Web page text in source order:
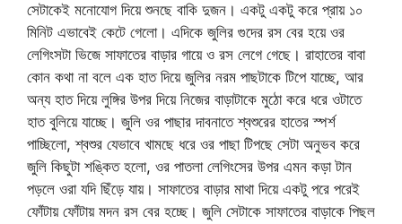
সেটাকেই মনোযোগ দিয়ে শুনছে বাকি দুজন। একটু একটু করে প্রায় ১০
মিনিট এভাবেই কেটে গেলো। এদিকে জুলির গুদের রস বের হয়ে ওর
লেগিংসটা ভিজে সাফাতের বাড়ার গায়ে ও রস লেগে গেছে। রাহাতের বাবা
কোন কথা না বলে এক হাত দিয়ে জুলির নরম পাছটাকে টিপে যাচ্ছে, আর
অন্য হাত দিয়ে লুঙ্গির উপর দিয়ে নিজের বাড়াটাকে মুঠো করে ধরে ওটাতে
হাত বুলিয়ে যাচ্ছে। জুলি ওর পাছার দাবনাতে শ্বশুরের হাতের স্পর্শ
পাচ্ছিলো, শ্বশুর যেভাবে খামছে ধরে ওর পাছা টিপছে সেটা অনুভব করে
জুলি কিছুটা শঙ্কিত হলো, ওর পাতলা লেগিংসের উপর এমন কড়া টান
পড়লে ওরা যদি ছিঁড়ে যায়। সাফাতের বাড়ার মাথা দিয়ে একটু পরে পরেই
ফোঁটায় ফোঁটায় মদন রস বের হচ্ছে। জুলি সেটাকে সাফাতের বাড়াকে পিছল